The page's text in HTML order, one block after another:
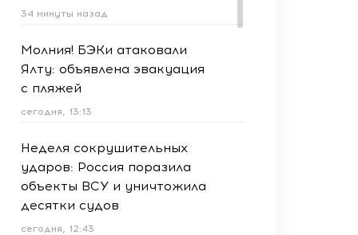
34 минуты назад
Молния! БЭКи атаковали
Ялту: объявлена эвакуация
с пляжей
сегодня, 13:13
Неделя сокрушительных
ударов: Россия поразила
объекты ВСУ и уничтожила
десятки судов
сегодня, 12:43